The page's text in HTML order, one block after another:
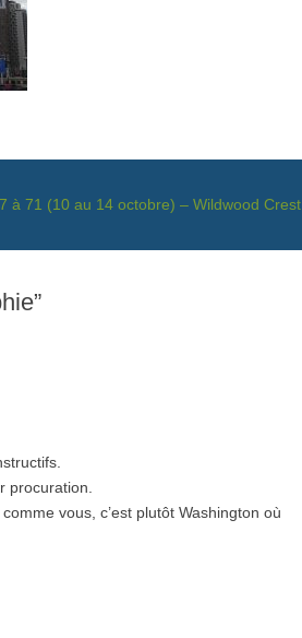
à 71 (10 au 14 octobre) – Wildwood Crest
procuration.
vous, c’est plutôt Washington où